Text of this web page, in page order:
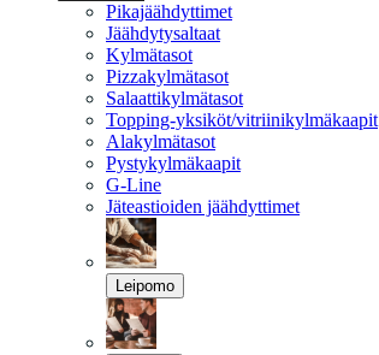
Pikajäähdyttimet
Jäähdytysaltaat
Kylmätasot
Pizzakylmätasot
Salaattikylmätasot
Topping-yksiköt/vitriinikylmäkaapit
Alakylmätasot
Pystykylmäkaapit
G-Line
Jäteastioiden jäähdyttimet
Leipomo